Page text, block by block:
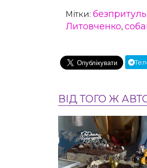
Мітки:
Литовченко,
ВІД ТОГО Ж